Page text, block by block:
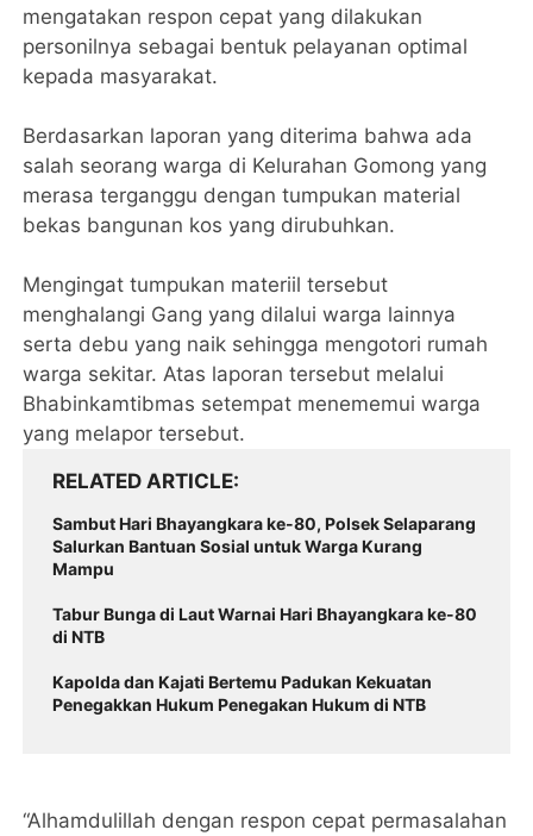
mengatakan respon cepat yang dilakukan
personilnya sebagai bentuk pelayanan optimal
kepada masyarakat.
Berdasarkan laporan yang diterima bahwa ada
salah seorang warga di Kelurahan Gomong yang
merasa terganggu dengan tumpukan material
bekas bangunan kos yang dirubuhkan.
Mengingat tumpukan materiil tersebut
menghalangi Gang yang dilalui warga lainnya
serta debu yang naik sehingga mengotori rumah
warga sekitar. Atas laporan tersebut melalui
Bhabinkamtibmas setempat menememui warga
yang melapor tersebut.
RELATED ARTICLE
‎Sambut Hari Bhayangkara ke-80, Polsek Selaparang
Salurkan Bantuan Sosial untuk Warga Kurang
Mampu
‎Tabur Bunga di Laut Warnai Hari Bhayangkara ke-80
di NTB
Kapolda dan Kajati Bertemu Padukan Kekuatan
Penegakkan Hukum Penegakan Hukum di NTB ‎
“Alhamdulillah dengan respon cepat permasalahan